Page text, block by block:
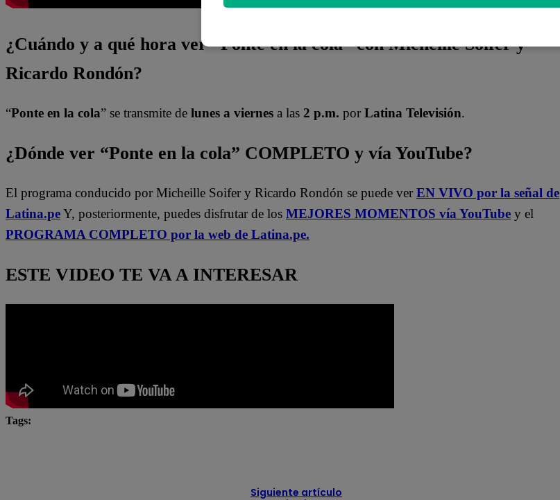
¿Cuándo y a qué hora ver “Ponte en la cola” con Micheille Soifer y
Ricardo Rondón?
“Ponte en la cola” se transmite de lunes a viernes a las 2 p.m. por Latina Televisión.
¿Dónde ver “Ponte en la cola” COMPLETO y vía YouTube?
El programa conducido por Micheille Soifer y Ricardo Rondón se puede ver EN VIVO por la señal de
Latina.peY, posteriormente, puedes disfrutar de los MEJORES MOMENTOS vía YouTube y el
PROGRAMA COMPLETO por la web de Latina.pe.
ESTE VIDEO TE VA A INTERESAR
Tags:
Siguiente artículo